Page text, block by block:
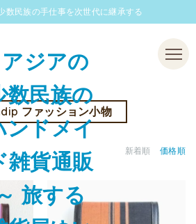
数民族の手仕事を次世代に継承する
Menu
ファッション小物
新着順 価格順